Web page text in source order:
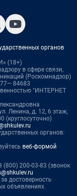
органов
(18+)
в сфере связи,
(Роскомнадзор)
84683
"ИНТЕРНЕТ
Ленина, д. 12, 6 этаж,
(круглосуточно)
органов:
веб-формой
(800) 200-03-83 (звонок
достоверность
объявлениях.